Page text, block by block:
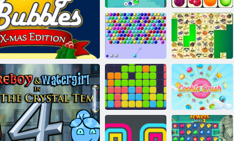
Charms cu bule Onet Connect
Shooter cu bule
HTML5
Kris Mahjong